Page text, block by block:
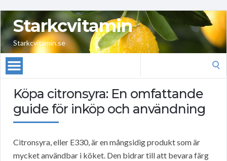
Starkcvitamin
Starkcvitamin.se
Köpa citronsyra: En omfattande
guide för inköp och användning
Citronsyra, eller E330, är en mångsidig produkt som är
mycket användbar i köket. Den bidrar till att bevara färg